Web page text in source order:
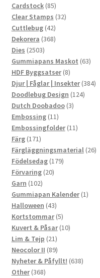
produkter
Cardstock 8585
produkter
Clear Stamps 3232
Cuttlebug 4242
produkter
Dekorera 368368
Dies 25032503
produkter
Gummiapans Maskot 6363
HDF Byggsatser 88
produkter
Djur | Fåglar | Insekter 384384
Doodlebug Design 124124
Dutch Doobadoo 33
Embossing 1111
produkter
Embossingfolder 1111
Färg 171171
produkter
Färgläggningsmaterial 2626
Födelsedag 179179
Förvaring 2020
Garn 102102
produkter
Gummiapan Kalender 11
Halloween 4343
produkter
Kortstommar 55
produkter
Kuvert & Påsar 1010
Lim & Tejp 2121
produkter
Neocolor II 8989
produkter
Nyheter & Påfyllt! 638638
Other 368368